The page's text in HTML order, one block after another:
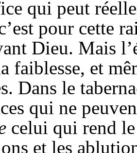
qui peut
pour cette
Dieu. Mais
faiblesse, et
Dans le
qui ne
celui qui rend
et les